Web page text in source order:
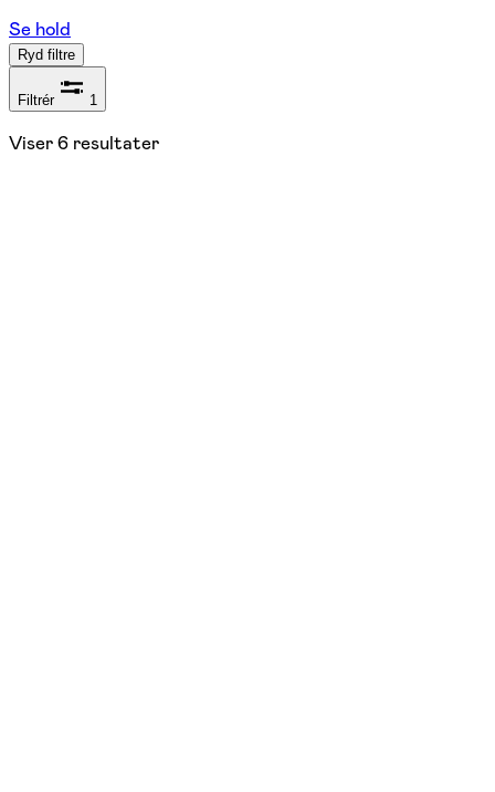
Se hold
Ryd filtre
Filtrér 1
Viser6 resultater